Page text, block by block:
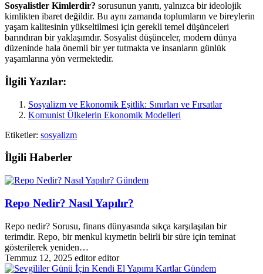
Sosyalistler Kimlerdir? sorusunun yanıtı, yalnızca bir ideolojik
kimlikten ibaret değildir. Bu aynı zamanda toplumların ve bireylerin
yaşam kalitesinin yükseltilmesi için gerekli temel düşünceleri
barındıran bir yaklaşımdır. Sosyalist düşünceler, modern dünya
düzeninde hala önemli bir yer tutmakta ve insanların günlük
yaşamlarına yön vermektedir.
İlgili Yazılar:
Sosyalizm ve Ekonomik Eşitlik: Sınırları ve Fırsatlar
Komunist Ülkelerin Ekonomik Modelleri
Etiketler: sosyalizm
İlgili Haberler
Gündem
Repo Nedir? Nasıl Yapılır?
Repo nedir? Sorusu, finans dünyasında sıkça karşılaşılan bir
terimdir. Repo, bir menkul kıymetin belirli bir süre için teminat
gösterilerek yeniden…
Temmuz 12, 2025 editor editor
Gündem